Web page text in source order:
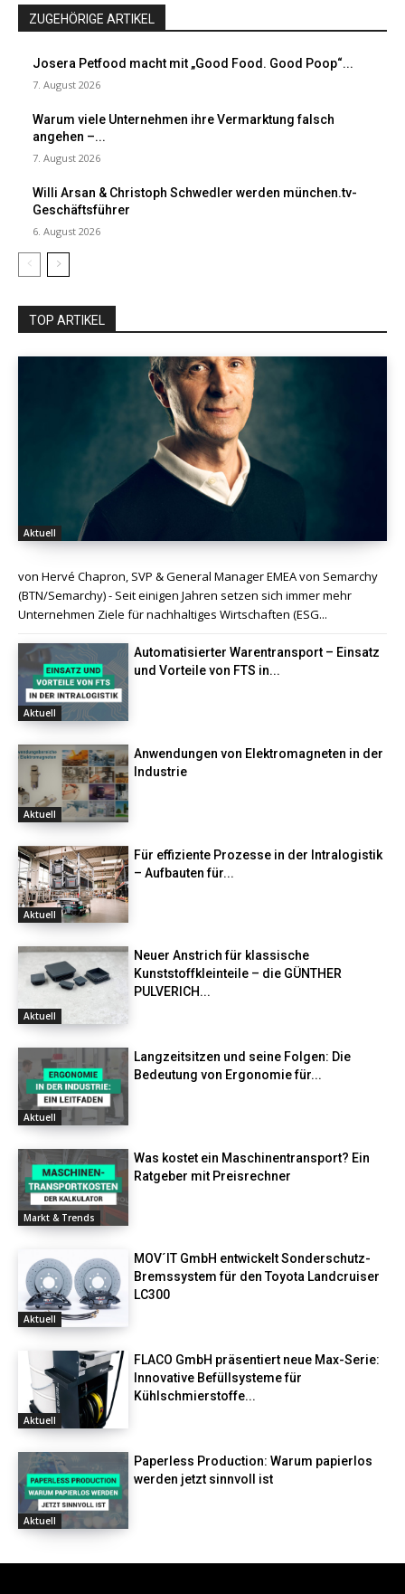
ZUGEHÖRIGE ARTIKEL
Josera Petfood macht mit „Good Food. Good Poop“...
7. August 2026
Warum viele Unternehmen ihre Vermarktung falsch
angehen –...
7. August 2026
Willi Arsan & Christoph Schwedler werden münchen.tv-
Geschäftsführer
6. August 2026
TOP ARTIKEL
Aktuell
von Hervé Chapron, SVP & General Manager EMEA von Semarchy
(BTN/Semarchy) - Seit einigen Jahren setzen sich immer mehr
Unternehmen Ziele für nachhaltiges Wirtschaften (ESG...
Aktuell
Automatisierter Warentransport – Einsatz
und Vorteile von FTS in...
Aktuell
Anwendungen von Elektromagneten in der
Industrie
Aktuell
Für effiziente Prozesse in der Intralogistik
– Aufbauten für...
Aktuell
Neuer Anstrich für klassische
Kunststoffkleinteile – die GÜNTHER
PULVERICH...
Aktuell
Langzeitsitzen und seine Folgen: Die
Bedeutung von Ergonomie für...
Markt & Trends
Was kostet ein Maschinentransport? Ein
Ratgeber mit Preisrechner
Aktuell
MOV´IT GmbH entwickelt Sonderschutz-
Bremssystem für den Toyota Landcruiser
LC300
Aktuell
FLACO GmbH präsentiert neue Max-Serie:
Innovative Befüllsysteme für
Kühlschmierstoffe...
Aktuell
Paperless Production: Warum papierlos
werden jetzt sinnvoll ist